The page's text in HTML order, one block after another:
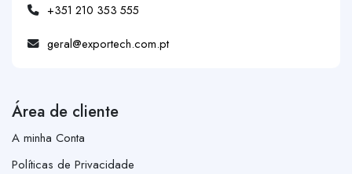
+351 210 353 555
geral@exportech.com.pt
Área de cliente
A minha Conta
Políticas de Privacidade